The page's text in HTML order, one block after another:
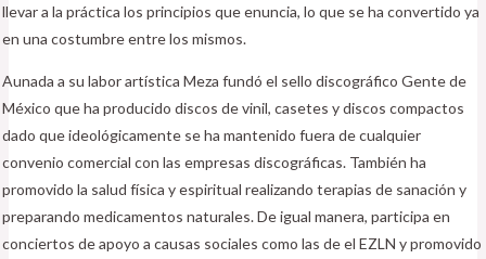
llevar a la práctica los principios que enuncia, lo que se ha convertido ya
en una costumbre entre los mismos.
Aunada a su labor artística Meza fundó el sello discográfico Gente de
México que ha producido discos de vinil, casetes y discos compactos
dado que ideológicamente se ha mantenido fuera de cualquier
convenio comercial con las empresas discográficas. También ha
promovido la salud física y espiritual realizando terapias de sanación y
preparando medicamentos naturales. De igual manera, participa en
conciertos de apoyo a causas sociales como las de el EZLN y promovido